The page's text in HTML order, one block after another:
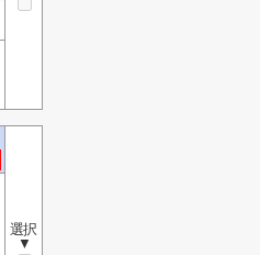
選択
▼